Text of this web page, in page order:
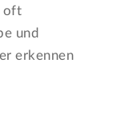
oft
und
erkennen